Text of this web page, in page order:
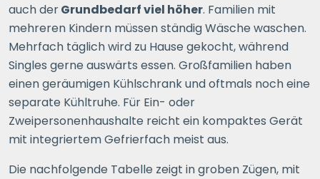
auch derGrundbedarf viel höher. Familien mit
mehreren Kindern müssen ständig Wäsche waschen.
Mehrfach täglich wird zu Hause gekocht, während
Singles gerne auswärts essen. Großfamilien haben
einen geräumigen Kühlschrank und oftmals noch eine
separate Kühltruhe. Für Ein- oder
Zweipersonenhaushalte reicht ein kompaktes Gerät
mit integriertem Gefrierfach meist aus.
Die nachfolgende Tabelle zeigt in groben Zügen, mit